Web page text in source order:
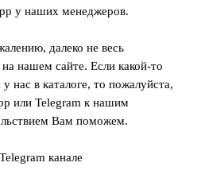
у наших менеджеров.
далеко не весь
нашем сайте. Если какой-то
нас в каталоге, то пожалуйста,
или Telegram к нашим
Вам поможем.
канале